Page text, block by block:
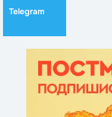
Telegram